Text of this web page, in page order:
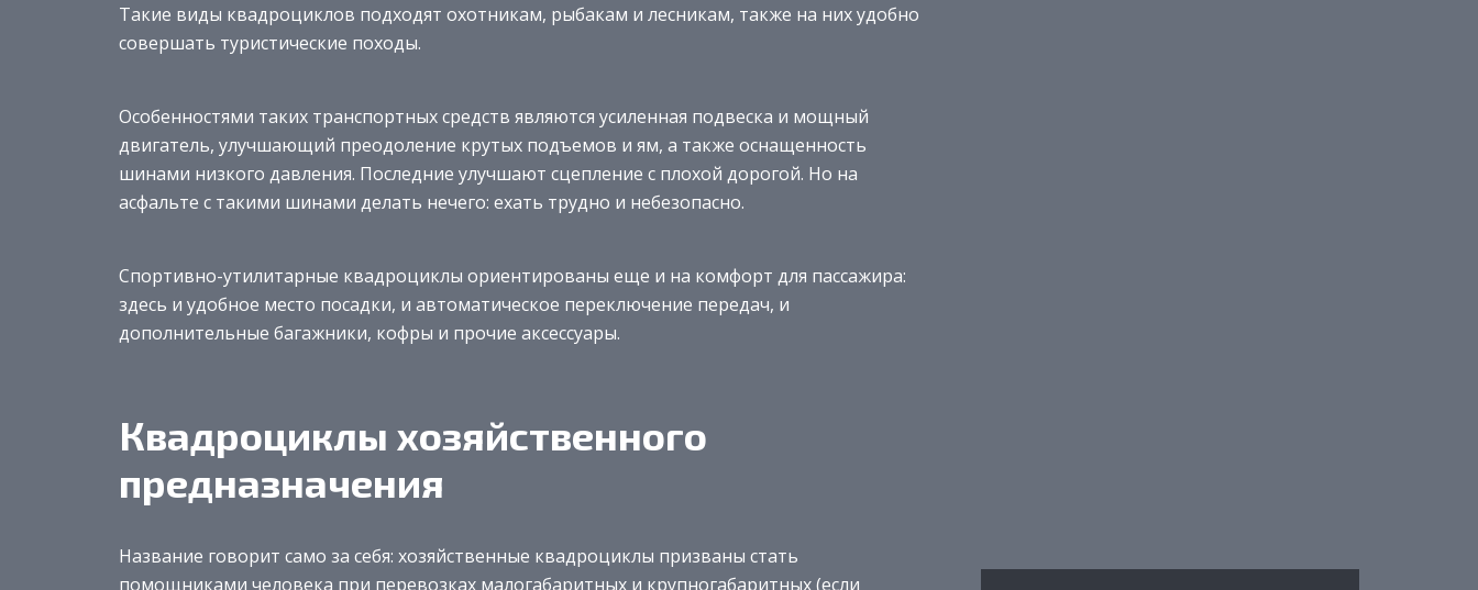
Такие виды квадроциклов подходят охотникам, рыбакам и лесникам, также на них удобно
совершать туристические походы.
Особенностями таких транспортных средств являются усиленная подвеска и мощный
двигатель, улучшающий преодоление крутых подъемов и ям, а также оснащенность
шинами низкого давления. Последние улучшают сцепление с плохой дорогой. Но на
асфальте с такими шинами делать нечего: ехать трудно и небезопасно.
Спортивно-утилитарные квадроциклы ориентированы еще и на комфорт для пассажира:
здесь и удобное место посадки, и автоматическое переключение передач, и
дополнительные багажники, кофры и прочие аксессуары.
Квадроциклы хозяйственного
предназначения
Название говорит само за себя: хозяйственные квадроциклы призваны стать
помощниками человека при перевозках малогабаритных и крупногабаритных (если